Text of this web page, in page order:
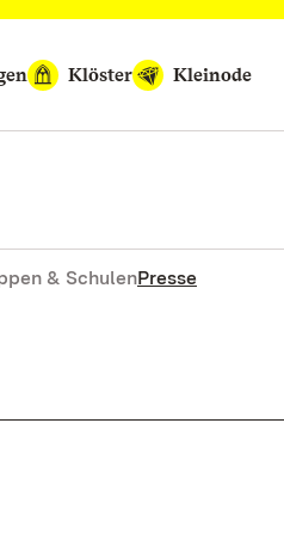
Klöster Kleinode
& SchulenPresse